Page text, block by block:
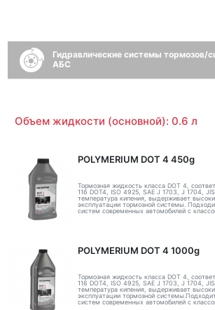
Гидравлические системы тормозов/
АБС
Объем жидкости (основной): 0.6 л
POLYMERIUM DOT 4 450g
Тормозная жидкость класса DOT 4,
116 DOT4, ISO 4925, SAE J 1703, J 1704,
температура кипения, выдерживает
эксплуатации тормозной системы.
систем современных автомобилей с
POLYMERIUM DOT 4 1000g
Тормозная жидкость класса DOT 4,
116 DOT4, ISO 4925, SAE J 1703, J 1704,
температура кипения, выдерживает
эксплуатации тормозной
систем современных автомобилей с